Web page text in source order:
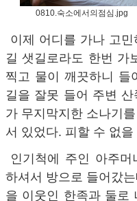
0810.숙소에서의점심.jpg
이제 어디를 가나 고
길 샛길로라도 한번 가
찍고 물이 깨끗하니 들
길을 잘못 들어 주변
가 무지막지한 소나기
서 있었다. 피할 수 없
인기척에 주인 아주
하셔서 방으로 들어갔
을 이웃인 한족과 둘로